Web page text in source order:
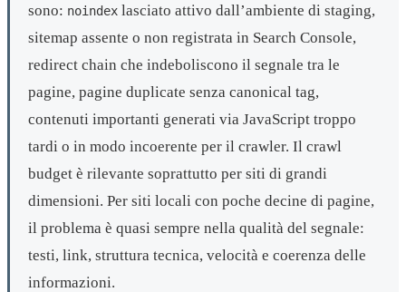
sono: noindex lasciato attivo dall’ambiente di staging,
sitemap assente o non registrata in Search Console,
redirect chain che indeboliscono il segnale tra le
pagine, pagine duplicate senza canonical tag,
contenuti importanti generati via JavaScript troppo
tardi o in modo incoerente per il crawler. Il crawl
budget è rilevante soprattutto per siti di grandi
dimensioni. Per siti locali con poche decine di pagine,
il problema è quasi sempre nella qualità del segnale:
testi, link, struttura tecnica, velocità e coerenza delle
informazioni.